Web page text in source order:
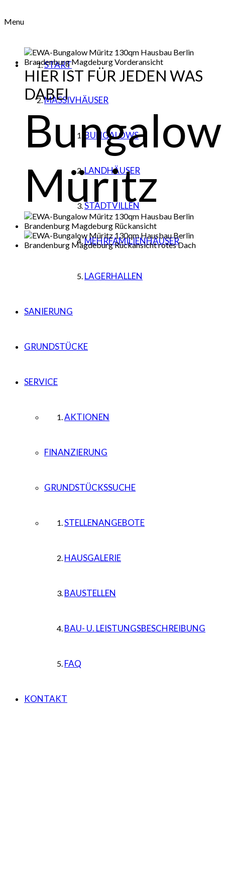
Menu
START
MASSIVHÄUSER
BUNGALOWS
LANDHÄUSER
STADTVILLEN
MEHRFAMILIENHÄUSER
LAGERHALLEN
SANIERUNG
GRUNDSTÜCKE
SERVICE
AKTIONEN
FINANZIERUNG
GRUNDSTÜCKSSUCHE
STELLENANGEBOTE
HAUSGALERIE
BAUSTELLEN
BAU- U. LEISTUNGSBESCHREIBUNG
FAQ
KONTAKT
HIER IST FÜR JEDEN WAS
DABEI
Bungalow
Müritz